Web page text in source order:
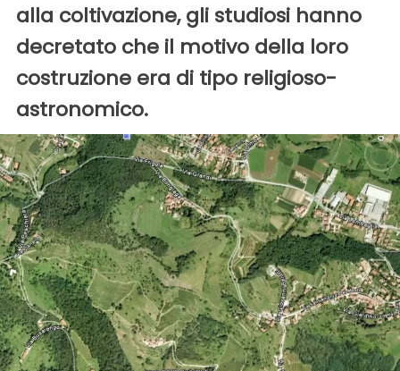
alla coltivazione, gli studiosi hanno
decretato che il motivo della loro
costruzione era di tipo religioso-
astronomico.